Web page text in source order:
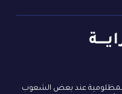
المظلومية عند بعض الشعوب